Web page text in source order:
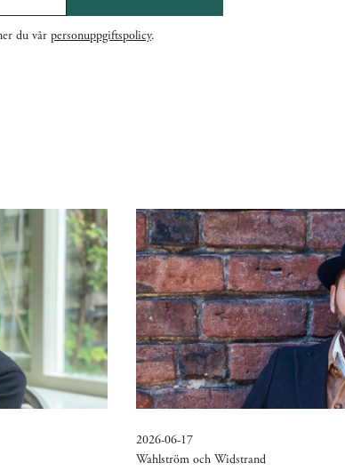
du vår personuppgiftspolicy.
2026-06-17
Wahlström och Widstrand